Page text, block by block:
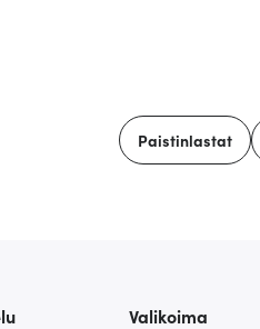
Paistinlastat
Valikoima